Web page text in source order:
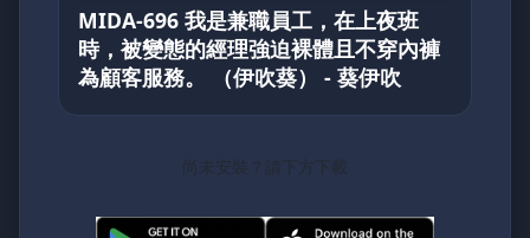
MIDA-696 我是兼職員工，在上夜班
時，被變態的經理強迫裸體且不穿內褲
為顧客服務。 （伊吹葵） - 葵伊吹
尚未安裝？請下方下載